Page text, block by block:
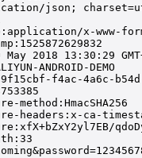
json;
x-www-
2018 13:30:29
ANDROID-DEMO
f4ac-4a6c-
method:HmacSHA256
headers:x-ca-